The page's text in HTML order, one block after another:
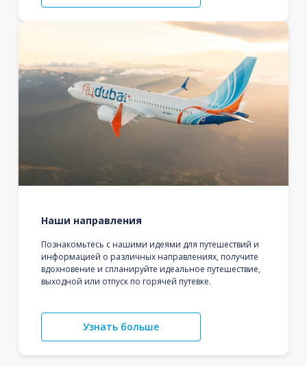
Наши направления
Познакомьтесь с нашими идеями для путешествий и
информацией о различных направлениях, получите
вдохновение и спланируйте идеальное путешествие,
выходной или отпуск по горячей путевке.
Узнать больше